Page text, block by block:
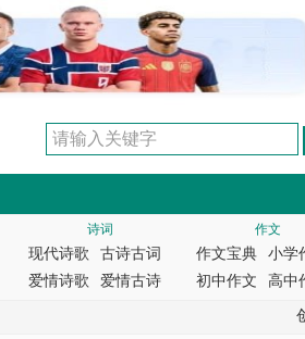
诗词
现代诗歌
古诗古词
爱情诗歌
爱情古诗
作文
作文宝典
小学
初中作文
高中